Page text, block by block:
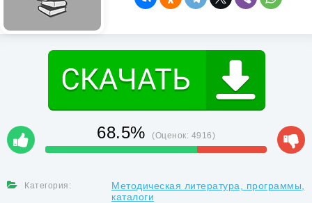
68.5% (Оценок: 4916)
Категория:
Методическая литература, программы,
каталоги